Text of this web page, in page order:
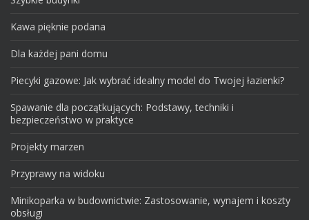
Kawa pięknie podana
Dla każdej pani domu
Piecyki gazowe: Jak wybrać idealny model do Twojej łazienki?
Spawanie dla początkujących: Podstawy, techniki i
bezpieczeństwo w praktyce
Projekty marzen
Przyprawy na widoku
Minikoparka w budownictwie: Zastosowanie, wynajem i koszty
obsługi